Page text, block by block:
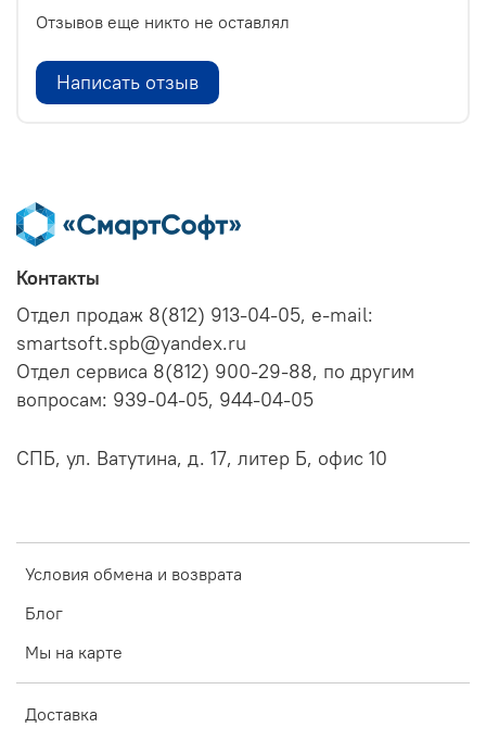
Отзывов еще никто не оставлял
Написать отзыв
Условия обмена и возврата
Блог
Мы на карте
Доставка
Контакты
Отдел продаж 8(812) 913-04-05, e-mail:
smartsoft.spb@yandex.ru
Отдел сервиса 8(812) 900-29-88, по другим
вопросам: 939-04-05, 944-04-05
СПБ, ул. Ватутина, д. 17, литер Б, офис 10